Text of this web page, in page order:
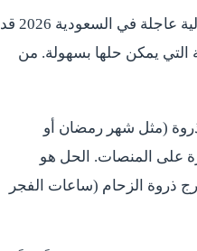
أثناء عملية طلب مساعدة مالية عاجلة في السعودية 2026 قد
التي يمكن حلها بسهولة. من
(مثل شهر رمضان أو
على المنصات. الحل هو
ذروة الزحام (ساعات الفجر